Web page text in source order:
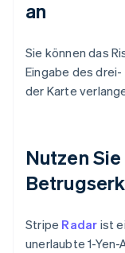
an
Sie können das
Eingabe des
der Karte
Nutzen Sie
Stripe Radar ist
unerlaubte 1-